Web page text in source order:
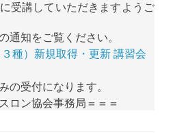
受講していただきますようご
通知をご覧ください。
種）新規取得・更新 講習会
の受付になります。
ロン協会事務局＝＝＝